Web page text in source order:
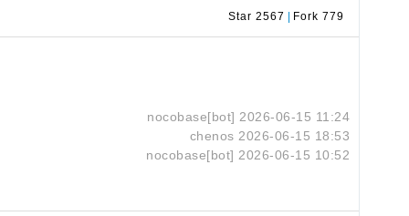
Star 2567 Fork 779
nocobase[bot] 2026-06-15 11:24
chenos 2026-06-15 18:53
nocobase[bot] 2026-06-15 10:52